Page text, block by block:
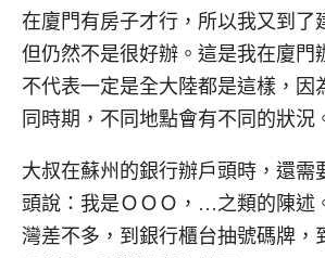
在廈門有房子才行，所以我又到了
但仍然不是很好辦。這是我在廈門
不代表一定是全大陸都是這樣，因
同時期，不同地點會有不同的狀況
大叔在蘇州的銀行辦戶頭時，還需
頭說：我是ＯＯＯ，…之類的陳述
灣差不多，到銀行櫃台抽號碼牌，